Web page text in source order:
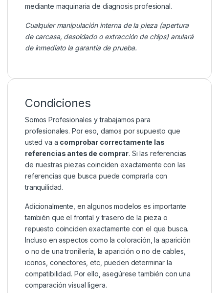
mediante maquinaria de diagnosis profesional.
Cualquier manipulación interna de la pieza (apertura
de carcasa, desoldado o extracción de chips) anulará
de inmediato la garantía de prueba.
Condiciones
Somos Profesionales y trabajamos para
profesionales. Por eso, damos por supuesto que
usted va a comprobar correctamente las
referencias antes de comprar. Si las referencias
de nuestras piezas coinciden exactamente con las
referencias que busca puede comprarla con
tranquilidad.
Adicionalmente, en algunos modelos es importante
también que el frontal y trasero de la pieza o
repuesto coinciden exactamente con el que busca.
Incluso en aspectos como la coloración, la aparición
o no de una tronillería, la aparición o no de cables,
iconos, conectores, etc, pueden determinar la
compatibilidad. Por ello, asegúrese también con una
comparación visual ligera.